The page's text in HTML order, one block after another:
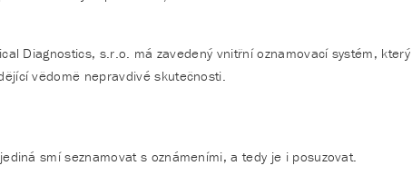
Diagnostics, s.r.o. má zavedený vnitřní oznamovací systém,
vědomě nepravdivé skutečnosti.
smí seznamovat s oznámeními, a tedy je i posuzovat.